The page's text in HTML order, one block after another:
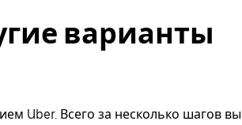
варианты
Uber. Всего за несколько шагов вы